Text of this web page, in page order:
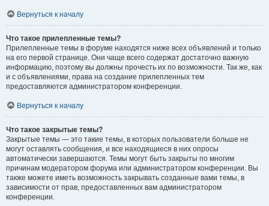
Вернуться к началу
Что такое прилепленные темы?
Прилепленные темы в форуме находятся ниже всех объявлений и только
на его первой странице. Они чаще всего содержат достаточно важную
информацию, поэтому вы должны прочесть их по возможности. Так же, как
и с объявлениями, права на создание прилепленных тем
предоставляются администратором конференции.
Вернуться к началу
Что такое закрытые темы?
Закрытые темы — это такие темы, в которых пользователи больше не
могут оставлять сообщения, и все находящиеся в них опросы
автоматически завершаются. Темы могут быть закрыты по многим
причинам модератором форума или администратором конференции. Вы
также можете иметь возможность закрывать созданные вами темы, в
зависимости от прав, предоставленных вам администратором
конференции.